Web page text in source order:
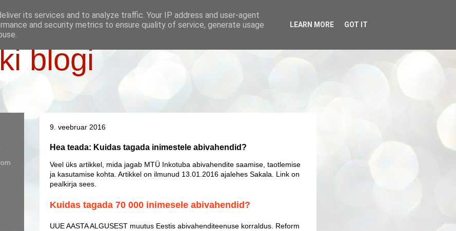
blogi
9. veebruar 2016
Hea teada: Kuidas tagada inimestele abivahendid?
Veel üks artikkel, mida jagab MTÜ Inkotuba abivahendite saamise, taotlemise
ja kasutamise kohta. Artikkel on ilmunud 13.01.2016 ajalehes Sakala. Link on
pealkirja sees.
Kuidas tagada 70 000 inimesele abivahendid?
UUE AASTA ALGUSEST muutus Eestis abivahenditeenuse korraldus. Reform
its services and to analyze traffic. Your IP address and user-agent
and security metrics to ensure quality of service, generate usage
LEARN MORE GOT IT